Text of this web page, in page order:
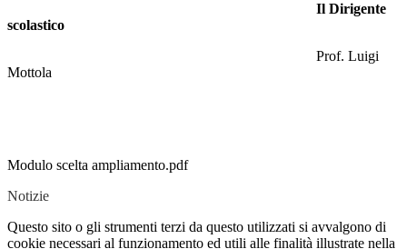
Il Dirigente
scolastico
Prof. Luigi
Mottola
Modulo scelta ampliamento.pdf
Notizie
Questo sito o gli strumenti terzi da questo utilizzati si avvalgono di
cookie necessari al funzionamento ed utili alle finalità illustrate nella